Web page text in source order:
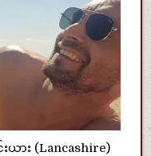
ား (Lancashire)